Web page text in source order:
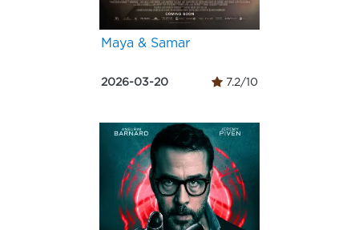
Maya & Samar
2026-03-20 7.2/10